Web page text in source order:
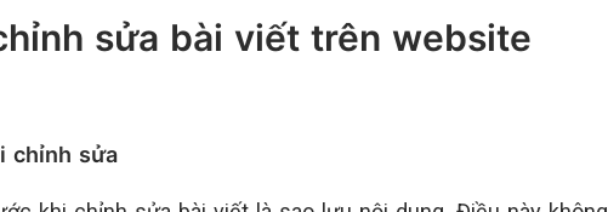
sửa bài viết trên website
chỉnh sửa